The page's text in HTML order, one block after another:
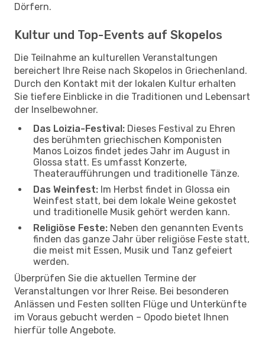
Dörfern.
Kultur und Top-Events auf Skopelos
Die Teilnahme an kulturellen Veranstaltungen
bereichert Ihre Reise nach Skopelos in Griechenland.
Durch den Kontakt mit der lokalen Kultur erhalten
Sie tiefere Einblicke in die Traditionen und Lebensart
der Inselbewohner.
Das Loizia-Festival: Dieses Festival zu Ehren
des berühmten griechischen Komponisten
Manos Loizos findet jedes Jahr im August in
Glossa statt. Es umfasst Konzerte,
Theateraufführungen und traditionelle Tänze.
Das Weinfest: Im Herbst findet in Glossa ein
Weinfest statt, bei dem lokale Weine gekostet
und traditionelle Musik gehört werden kann.
Religiöse Feste: Neben den genannten Events
finden das ganze Jahr über religiöse Feste statt,
die meist mit Essen, Musik und Tanz gefeiert
werden.
Überprüfen Sie die aktuellen Termine der
Veranstaltungen vor Ihrer Reise. Bei besonderen
Anlässen und Festen sollten Flüge und Unterkünfte
im Voraus gebucht werden – Opodo bietet Ihnen
hierfür tolle Angebote.